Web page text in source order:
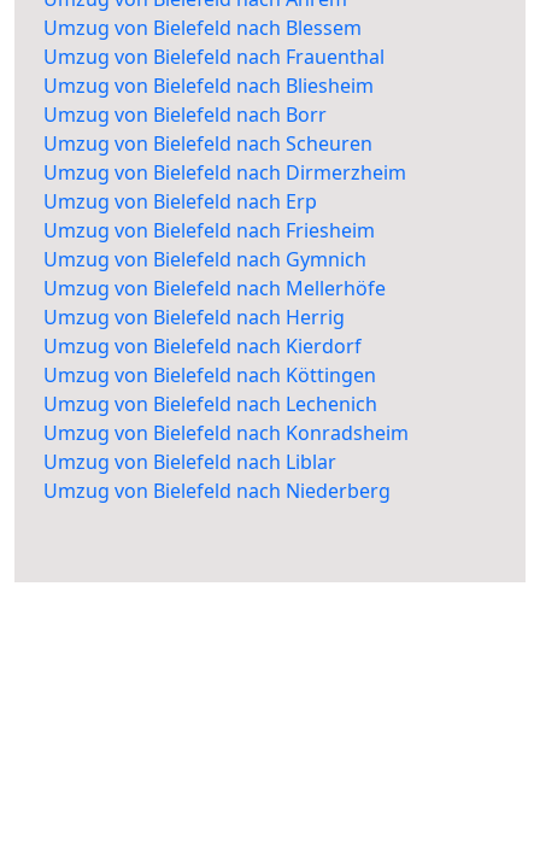
Umzug von Bielefeld nach Blessem
Umzug von Bielefeld nach Frauenthal
Umzug von Bielefeld nach Bliesheim
Umzug von Bielefeld nach Borr
Umzug von Bielefeld nach Scheuren
Umzug von Bielefeld nach Dirmerzheim
Umzug von Bielefeld nach Erp
Umzug von Bielefeld nach Friesheim
Umzug von Bielefeld nach Gymnich
Umzug von Bielefeld nach Mellerhöfe
Umzug von Bielefeld nach Herrig
Umzug von Bielefeld nach Kierdorf
Umzug von Bielefeld nach Köttingen
Umzug von Bielefeld nach Lechenich
Umzug von Bielefeld nach Konradsheim
Umzug von Bielefeld nach Liblar
Umzug von Bielefeld nach Niederberg